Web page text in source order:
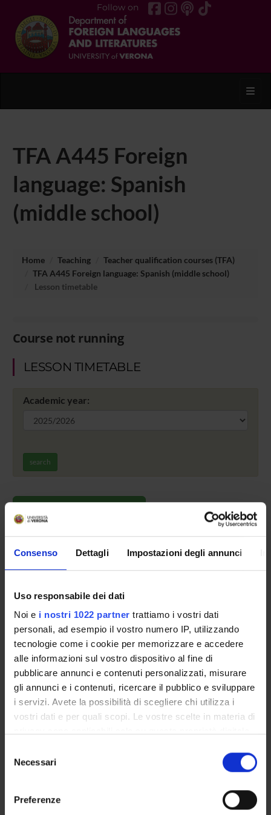
Consenso Dettagli Impostazioni degli annunci
Uso responsabile dei dati
Noi e i nostri 1022 partner trattiamo i vostri dati
personali, ad esempio il vostro numero IP, utilizzando
tecnologie come i cookie per memorizzare e accedere
alle informazioni sul vostro dispositivo al fine di
pubblicare annunci e contenuti personalizzati, misurare
gli annunci e i contenuti, ricercare il pubblico e sviluppare
i servizi. Avete la possibilità di scegliere chi utilizza i
vostri dati e per quali scopi. Le vostre scelte in materia di
modificare o revocare il proprio consenso in qualsiasi
momento dalla Dichiarazione sui cookie o facendo clic
delNecessari
Preferenze
Follow on
TFA A445 Foreign
language: Spanish
(middle school)
Home Teaching
Teacher qualification courses (TFA)
TFA A445 Foreign language: Spanish (middle school)
Lesson timetable
Course not running
LESSON TIMETABLE
Academic year:
search
Overview
Courses
Academic Calendar
Lesson timetable
Degree Programme
Exam calendar
Notices
Faculty staff
PHD PROGRAMMES AND POSTGRADUATE